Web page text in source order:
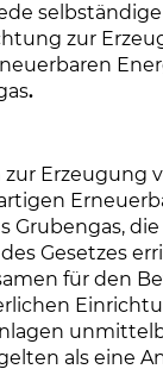
selbständige
zur
.
Erzeugung
Grubengas,
Gesetzes
für den
als eine